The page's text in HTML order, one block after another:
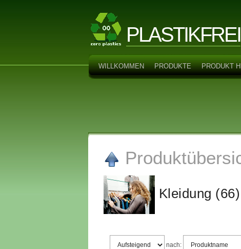
PLASTIKFREI
WILLKOMMEN PRODUKTE PRODUKT
Kleidung (66)
nach: